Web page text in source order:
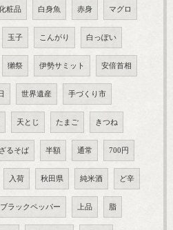
粧品 白身魚 赤身 マグロ
玉子 こんがり 白っぽい
獺祭 伊勢サミット 安倍首相
世界遺産 手づくり市
天とじ たまご きつね
ざるそば 半額 通常 700円
入荷 秋田県 純米酒 ど辛
ブラックペッパー 上品 脂